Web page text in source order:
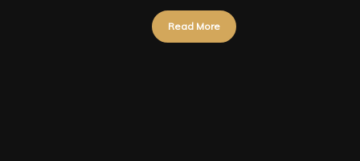
Read More